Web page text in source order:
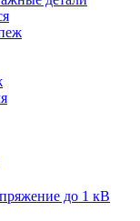
до 1 кВ